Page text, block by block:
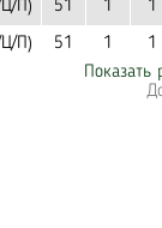
П) 51 1 1
П) 51 1
1
Показать